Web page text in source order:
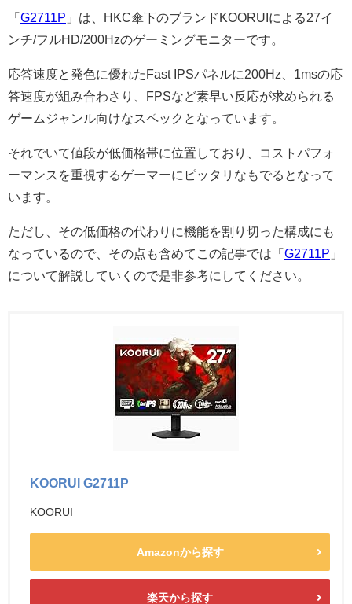
「 G2711P 」は、HKC傘下のブランドKOORUIによる27イ
ンチ/フルHD/200Hzのゲーミングモニターです。
応答速度と発色に優れたFast IPSパネルに200Hz、1msの応
答速度が組み合わさり、FPSなど素早い反応が求められる
ゲームジャンル向けなスペックとなっています。
それでいて値段が低価格帯に位置しており、コストパフォ
ーマンスを重視するゲーマーにピッタリなもでるとなって
います。
ただし、その低価格の代わりに機能を割り切った構成にも
なっているので、その点も含めてこの記事では「 G2711P 」
について解説していくので是非参考にしてください。
KOORUI G2711P
KOORUI
Amazonから探す
楽天から探す